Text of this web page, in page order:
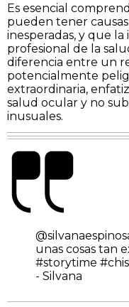
Es esencial
pueden tener causas
inesperadas, y que
profesional de la
diferencia entre un
potencialmente
extraordinaria,
salud ocular y no
inusuales.
unas cosas tan
#storytime
- Silvana